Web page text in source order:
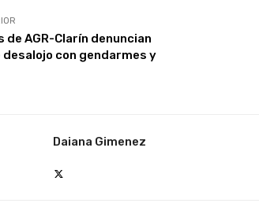
de AGR-Clarín denuncian
con gendarmes y
Daiana Gimenez